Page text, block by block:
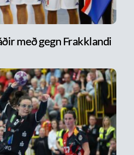
með gegn Frakklandi